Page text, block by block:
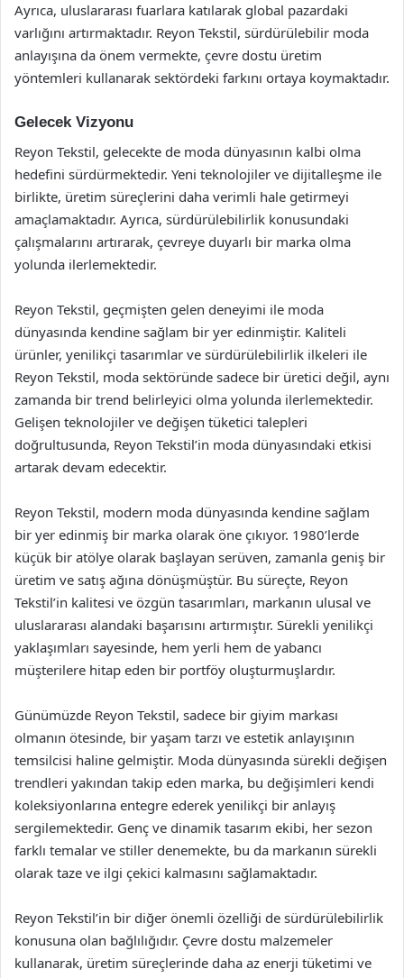
Ayrıca, uluslararası fuarlara katılarak global pazardaki
varlığını artırmaktadır. Reyon Tekstil, sürdürülebilir moda
anlayışına da önem vermekte, çevre dostu üretim
yöntemleri kullanarak sektördeki farkını ortaya koymaktadır.
Gelecek Vizyonu
Reyon Tekstil, gelecekte de moda dünyasının kalbi olma
hedefini sürdürmektedir. Yeni teknolojiler ve dijitalleşme ile
birlikte, üretim süreçlerini daha verimli hale getirmeyi
amaçlamaktadır. Ayrıca, sürdürülebilirlik konusundaki
çalışmalarını artırarak, çevreye duyarlı bir marka olma
yolunda ilerlemektedir.
Reyon Tekstil, geçmişten gelen deneyimi ile moda
dünyasında kendine sağlam bir yer edinmiştir. Kaliteli
ürünler, yenilikçi tasarımlar ve sürdürülebilirlik ilkeleri ile
Reyon Tekstil, moda sektöründe sadece bir üretici değil, aynı
zamanda bir trend belirleyici olma yolunda ilerlemektedir.
Gelişen teknolojiler ve değişen tüketici talepleri
doğrultusunda, Reyon Tekstil’in moda dünyasındaki etkisi
artarak devam edecektir.
Reyon Tekstil, modern moda dünyasında kendine sağlam
bir yer edinmiş bir marka olarak öne çıkıyor. 1980’lerde
küçük bir atölye olarak başlayan serüven, zamanla geniş bir
üretim ve satış ağına dönüşmüştür. Bu süreçte, Reyon
Tekstil’in kalitesi ve özgün tasarımları, markanın ulusal ve
uluslararası alandaki başarısını artırmıştır. Sürekli yenilikçi
yaklaşımları sayesinde, hem yerli hem de yabancı
müşterilere hitap eden bir portföy oluşturmuşlardır.
Günümüzde Reyon Tekstil, sadece bir giyim markası
olmanın ötesinde, bir yaşam tarzı ve estetik anlayışının
temsilcisi haline gelmiştir. Moda dünyasında sürekli değişen
trendleri yakından takip eden marka, bu değişimleri kendi
koleksiyonlarına entegre ederek yenilikçi bir anlayış
sergilemektedir. Genç ve dinamik tasarım ekibi, her sezon
farklı temalar ve stiller denemekte, bu da markanın sürekli
olarak taze ve ilgi çekici kalmasını sağlamaktadır.
Reyon Tekstil’in bir diğer önemli özelliği de sürdürülebilirlik
konusuna olan bağlılığıdır. Çevre dostu malzemeler
kullanarak, üretim süreçlerinde daha az enerji tüketimi ve